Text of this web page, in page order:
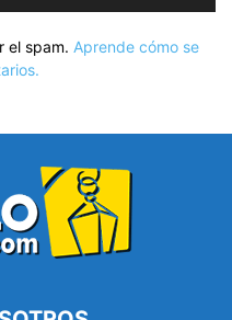
el spam. Aprende cómo se